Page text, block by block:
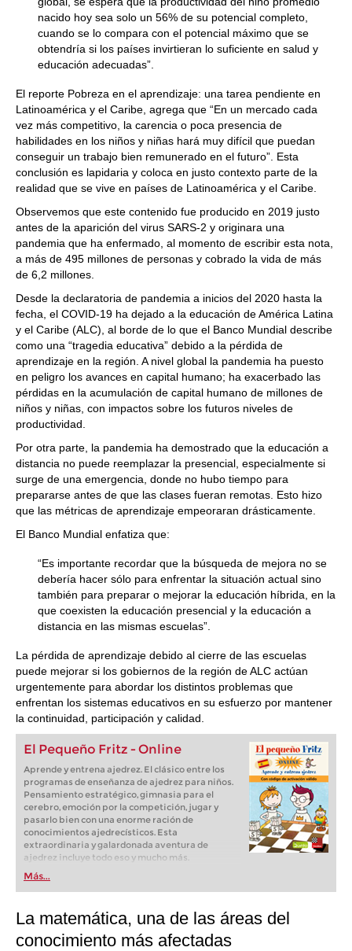
nacido hoy sea solo un 56% de su potencial completo,
cuando se lo compara con el potencial máximo que se
obtendría si los países invirtieran lo suficiente en salud y
educación adecuadas”.
El reporte Pobreza en el aprendizaje: una tarea pendiente en
Latinoamérica y el Caribe, agrega que “En un mercado cada
vez más competitivo, la carencia o poca presencia de
habilidades en los niños y niñas hará muy difícil que puedan
conseguir un trabajo bien remunerado en el futuro”. Esta
conclusión es lapidaria y coloca en justo contexto parte de la
realidad que se vive en países de Latinoamérica y el Caribe.
Observemos que este contenido fue producido en 2019 justo
antes de la aparición del virus SARS-2 y originara una
pandemia que ha enfermado, al momento de escribir esta nota,
a más de 495 millones de personas y cobrado la vida de más
de 6,2 millones.
Desde la declaratoria de pandemia a inicios del 2020 hasta la
fecha, el COVID-19 ha dejado a la educación de América Latina
y el Caribe (ALC), al borde de lo que el Banco Mundial describe
como una “tragedia educativa” debido a la pérdida de
aprendizaje en la región. A nivel global la pandemia ha puesto
en peligro los avances en capital humano; ha exacerbado las
pérdidas en la acumulación de capital humano de millones de
niños y niñas, con impactos sobre los futuros niveles de
productividad.
Por otra parte, la pandemia ha demostrado que la educación a
distancia no puede reemplazar la presencial, especialmente si
surge de una emergencia, donde no hubo tiempo para
prepararse antes de que las clases fueran remotas. Esto hizo
que las métricas de aprendizaje empeoraran drásticamente.
El Banco Mundial enfatiza que:
“Es importante recordar que la búsqueda de mejora no se
debería hacer sólo para enfrentar la situación actual sino
también para preparar o mejorar la educación híbrida, en la
que coexisten la educación presencial y la educación a
distancia en las mismas escuelas”.
La pérdida de aprendizaje debido al cierre de las escuelas
puede mejorar si los gobiernos de la región de ALC actúan
urgentemente para abordar los distintos problemas que
enfrentan los sistemas educativos en su esfuerzo por mantener
la continuidad, participación y calidad.
El Pequeño Fritz - Online
Aprende y entrena ajedrez. El clásico entre los
programas de enseñanza de ajedrez para niños.
Pensamiento estratégico, gimnasia para el
cerebro, emoción por la competición, jugar y
pasarlo bien con una enorme ración de
conocimientos ajedrecísticos. Esta
extraordinaria y galardonada aventura de
ajedrez incluye todo eso y mucho más.
Más...
La matemática, una de las áreas del
conocimiento más afectadas